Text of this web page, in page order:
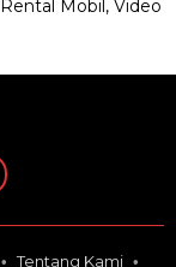
Mobil, Video
Tentang Kami